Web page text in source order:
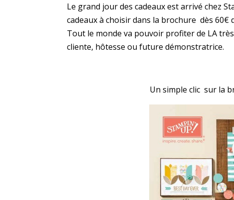
Le grand jour des cadeaux est arrivé chez
cadeaux à choisir dans la brochure dès 60€
Tout le monde va pouvoir profiter de LA
cliente, hôtesse ou future démonstratrice.
Un simple clic sur la